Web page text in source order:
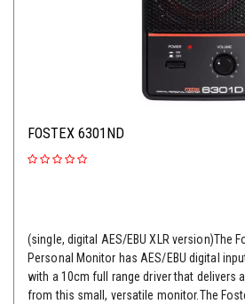
FOSTEX 6301ND
(single, digital AES/EBU XLR version)The
Personal Monitor has AES/EBU digital
with a 10cm full range driver that delivers
from this small, versatile monitor.The